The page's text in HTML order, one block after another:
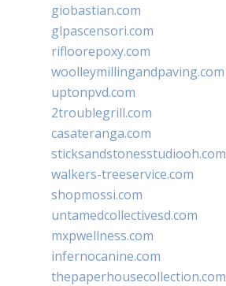
giobastian.com
glpascensori.com
rifloorepoxy.com
woolleymillingandpaving.com
uptonpvd.com
2troublegrill.com
casateranga.com
sticksandstonesstudiooh.com
walkers-treeservice.com
shopmossi.com
untamedcollectivesd.com
mxpwellness.com
infernocanine.com
thepaperhousecollection.com